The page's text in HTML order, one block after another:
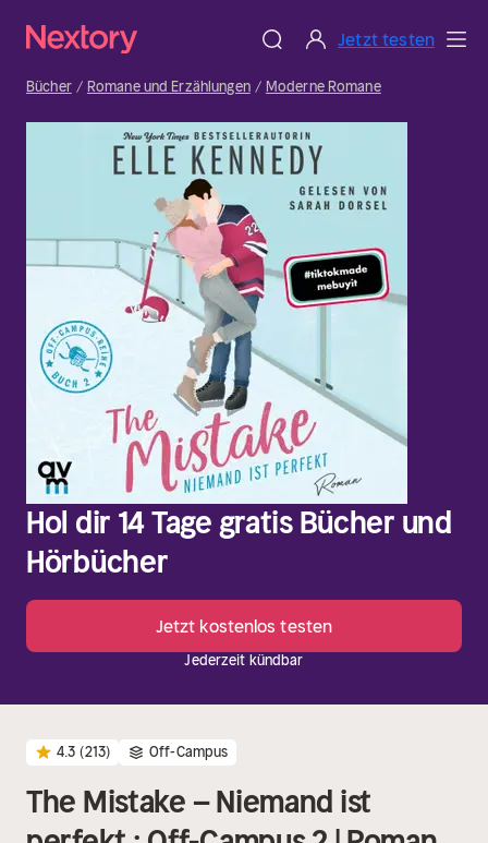
Jetzt testen
Bücher Romane und Erzählungen Moderne Romane
Hol dir 14 Tage gratis Bücher und
Hörbücher
Jetzt kostenlos testen
Jederzeit kündbar
4.3 (213) Off-Campus
The Mistake – Niemand ist